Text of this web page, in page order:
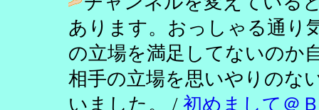
あります。おっしゃる通り
の立場を満足してないのか
相手の立場を思いやりのな
いました。 / 初めまして＠